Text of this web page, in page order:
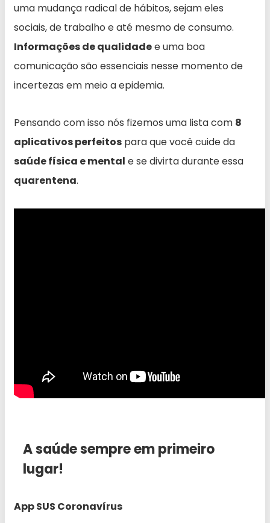
uma mudança radical de hábitos, sejam eles
sociais, de trabalho e até mesmo de consumo.
Informações de qualidadee uma boa
comunicação são essenciais nesse momento de
incertezas em meio a epidemia.
Pensando com isso nós fizemos uma lista com 8
aplicativos perfeitos para que você cuide da
saúde física e mental e se divirta durante essa
quarentena.
A saúde sempre em primeiro
lugar!
App SUS Coronavírus